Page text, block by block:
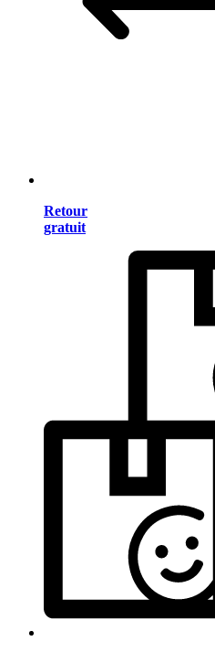
Retour
gratuit